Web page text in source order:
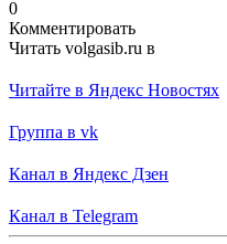
0
Комментировать
Читать volgasib.ru в
Читайте в Яндекс Новостях
Группа в vk
Канал в Яндекс Дзен
Канал в Telegram